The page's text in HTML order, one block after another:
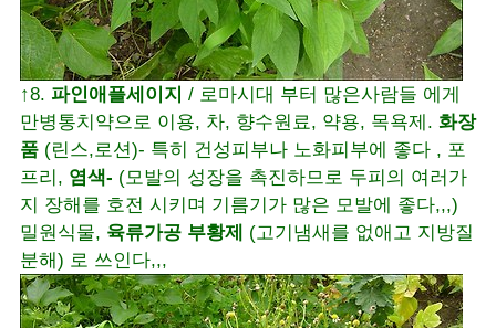
↑8. 파인애플세이지 / 로마시대 부터 많은사람들 에게
만병통치약으로 이용, 차, 향수원료, 약용, 목욕제. 화장
품 (린스,로션)- 특히 건성피부나 노화피부에 좋다 , 포
프리, 염색- (모발의 성장을 촉진하므로 두피의 여러가
지 장해를 호전 시키며 기름기가 많은 모발에 좋다,,,)
밀원식물, 육류가공 부황제
(고기냄새를 없애고 지방질
분해) 로 쓰인다,,,